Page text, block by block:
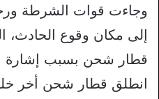
وجاءت قوات الشرطة
إلى مكان وقوع الحادث،
قطار شحن بسبب إشارة
انطلق قطار شحن أخر